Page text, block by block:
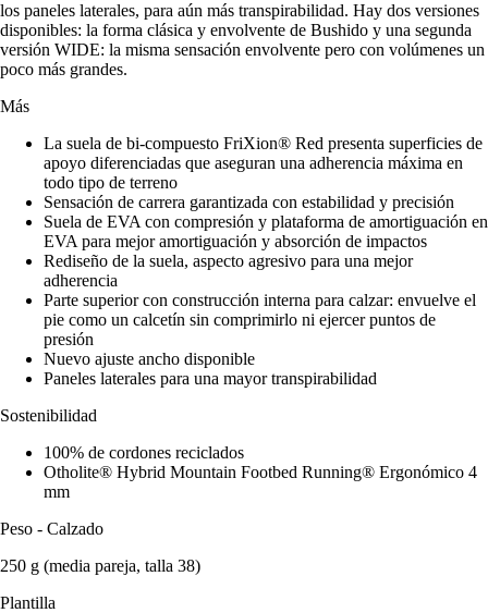
los paneles laterales, para aún más transpirabilidad. Hay dos versiones
disponibles: la forma clásica y envolvente de Bushido y una segunda
versión WIDE: la misma sensación envolvente pero con volúmenes un
poco más grandes.
Más
La suela de bi-compuesto FriXion® Red presenta superficies de
apoyo diferenciadas que aseguran una adherencia máxima en
todo tipo de terreno
Sensación de carrera garantizada con estabilidad y precisión
Suela de EVA con compresión y plataforma de amortiguación en
EVA para mejor amortiguación y absorción de impactos
Rediseño de la suela, aspecto agresivo para una mejor
adherencia
Parte superior con construcción interna para calzar: envuelve el
pie como un calcetín sin comprimirlo ni ejercer puntos de
presión
Nuevo ajuste ancho disponible
Paneles laterales para una mayor transpirabilidad
Sostenibilidad
100% de cordones reciclados
Otholite® Hybrid Mountain Footbed Running® Ergonómico 4
mm
Peso - Calzado
250 g (media pareja, talla 38)
Plantilla